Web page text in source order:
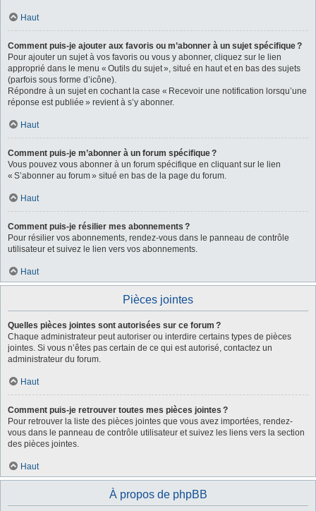
Haut
Comment puis-je ajouter aux favoris ou m’abonner à un sujet spécifique ?
Pour ajouter un sujet à vos favoris ou vous y abonner, cliquez sur le lien
approprié dans le menu « Outils du sujet », situé en haut et en bas des sujets
(parfois sous forme d’icône).
Répondre à un sujet en cochant la case « Recevoir une notification lorsqu’une
réponse est publiée » revient à s’y abonner.
Haut
Comment puis-je m’abonner à un forum spécifique ?
Vous pouvez vous abonner à un forum spécifique en cliquant sur le lien
« S’abonner au forum » situé en bas de la page du forum.
Haut
Comment puis-je résilier mes abonnements ?
Pour résilier vos abonnements, rendez-vous dans le panneau de contrôle
utilisateur et suivez le lien vers vos abonnements.
Haut
Pièces jointes
Quelles pièces jointes sont autorisées sur ce forum ?
Chaque administrateur peut autoriser ou interdire certains types de pièces
jointes. Si vous n’êtes pas certain de ce qui est autorisé, contactez un
administrateur du forum.
Haut
Comment puis-je retrouver toutes mes pièces jointes ?
Pour retrouver la liste des pièces jointes que vous avez importées, rendez-
vous dans le panneau de contrôle utilisateur et suivez les liens vers la section
des pièces jointes.
Haut
À propos de phpBB